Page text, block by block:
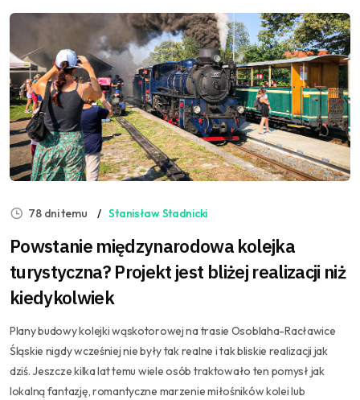
78 dni temu Stanisław Stadnicki
Powstanie międzynarodowa kolejka
turystyczna? Projekt jest bliżej realizacji niż
kiedykolwiek
Plany budowy kolejki wąskotorowej na trasie Osoblaha-Racławice
Śląskie nigdy wcześniej nie były tak realne i tak bliskie realizacji jak
dziś. Jeszcze kilka lat temu wiele osób traktowało ten pomysł jak
lokalną fantazję, romantyczne marzenie miłośników kolei lub